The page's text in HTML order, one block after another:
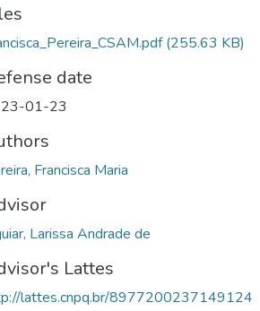
(255.63 KB)
date
01-23
Francisca Maria
Larissa Andrade de
Lattes
lattes.cnpq.br/8977200237149124